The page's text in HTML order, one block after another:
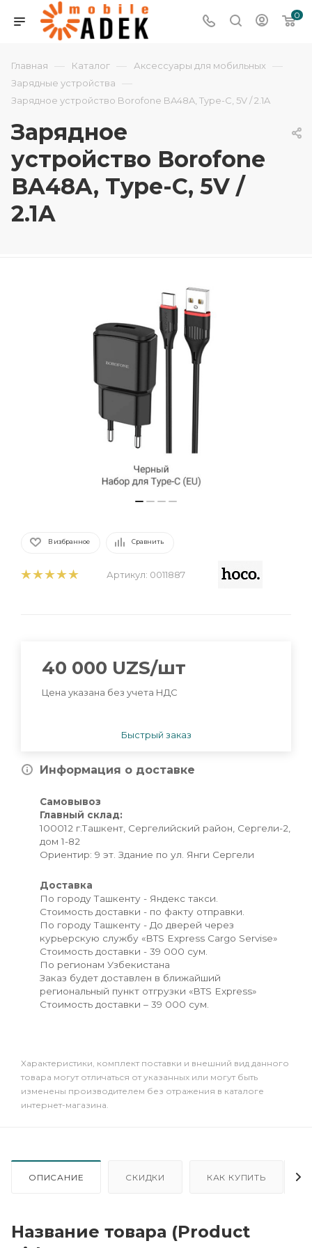
0
Главная — Каталог — Аксессуары для мобильных —
Зарядные устройства —
Зарядное устройство Borofone BA48A, Type-C, 5V / 2.1A
Зарядное
устройство Borofone
BA48A, Type-C, 5V /
2.1A
В избранное Сравнить
Артикул: 0011887
40 000 UZS/шт
Цена указана без учета НДС
Быстрый заказ
Информация о доставке
Самовывоз
Главный склад:
100012 г.Ташкент, Сергелийский район, Сергели-2,
дом 1-82
Ориентир: 9 эт. Здание по ул. Янги Сергели
Доставка
По городу Ташкенту - Яндекс такси.
Стоимость доставки - по факту отправки.
По городу Ташкенту - До дверей через
курьерскую службу «BTS Express Cargo Servise»
Стоимость доставки - 39 000 сум.
По регионам Узбекистана
Заказ будет доставлен в ближайший
региональный пункт отгрузки «BTS Express»
Стоимость доставки – 39 000 сум.
Xарактеристики, комплект поставки и внешний вид данного
товара могут отличаться от указанных или могут быть
изменены производителем без отражения в каталоге
интернет-магазина.
ОПИСАНИЕ СКИДКИ КАК КУПИТЬ
Название товара (Product